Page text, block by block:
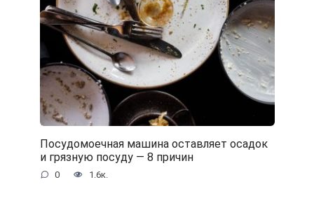
Посудомоечная машина оставляет осадок
и грязную посуду — 8 причин
0 1.6к.